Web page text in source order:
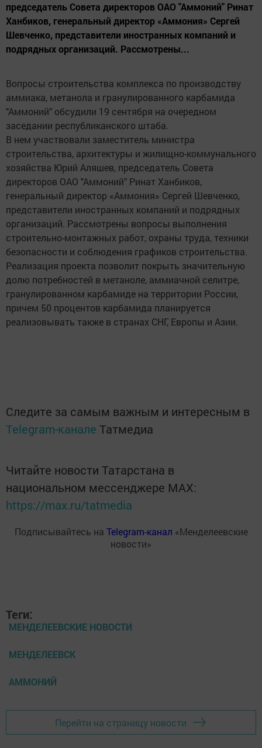
председатель Совета директоров ОАО "Аммоний" Ринат
Ханбиков, генеральный директор «Аммония» Сергей
Шевченко, представители иностранных компаний и
подрядных организаций. Рассмотрены...
Вопросы строительства комплекса по производству
аммиака, метанола и гранулированного карбамида
"Аммоний" обсудили 19 сентября на очередном
заседании республиканского штаба.
В нем участвовали заместитель министра
строительства, архитектуры и жилищно-коммунального
хозяйства Юрий Аляшев, председатель Совета
директоров ОАО "Аммоний" Ринат Ханбиков,
генеральный директор «Аммония» Сергей Шевченко,
представители иностранных компаний и подрядных
организаций. Рассмотрены вопросы выполнения
строительно-монтажных работ, охраны труда, техники
безопасности и соблюдения графиков строительства.
Реализация проекта позволит покрыть значительную
долю потребностей в метаноле, аммиачной селитре,
гранулированном карбамиде на территории России,
причем 50 процентов карбамида планируется
реализовывать также в странах СНГ, Европы и Азии.
Следите за самым важным и интересным в
Telegram-канале Татмедиа
Читайте новости Татарстана в
национальном мессенджере MАХ:
https://max.ru/tatmedia
Подписывайтесь на Telegram-канал «Менделеевские
новости»
Теги:
МЕНДЕЛЕЕВСКИЕ НОВОСТИ
МЕНДЕЛЕЕВСК
АММОНИЙ
Перейти на страницу новости